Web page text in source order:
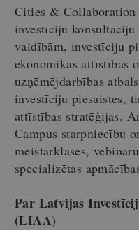
Cities & Collaboration
investīciju konsultāciju
valdībām, investīciju
ekonomikas attīstības
uzņēmējdarbības
investīciju piesaistes,
attīstības stratēģijas.
Campus starpniecību
meistarklases,
specializētas
Par Latvijas
(LIAA)